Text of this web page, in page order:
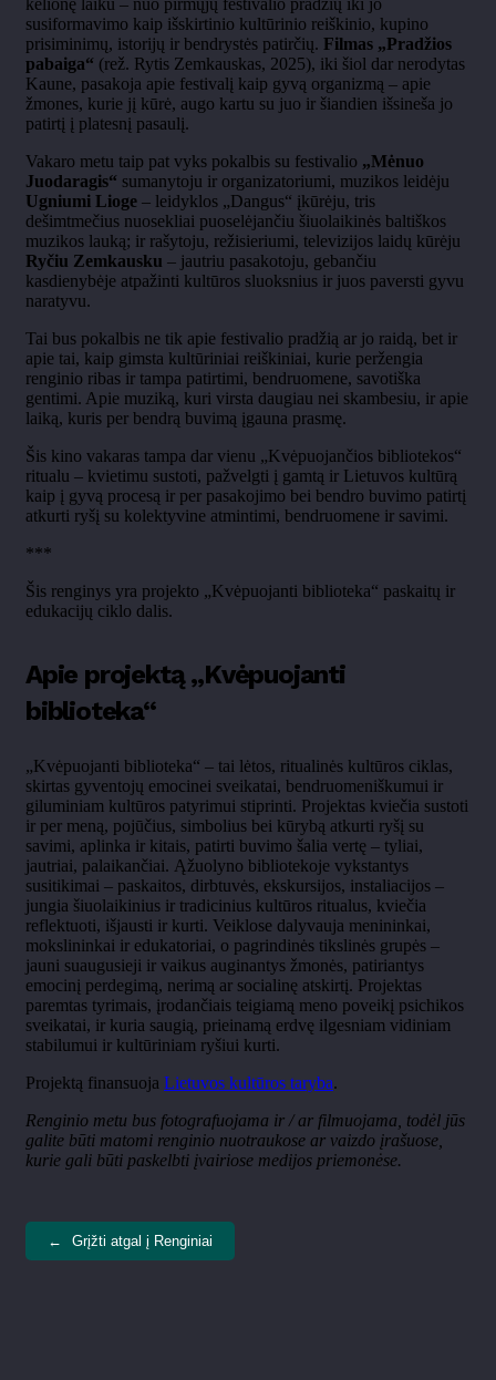
kelionę laiku – nuo pirmųjų festivalio pradžių iki jo
susiformavimo kaip išskirtinio kultūrinio reiškinio, kupino
prisiminimų, istorijų ir bendrystės patirčių. Filmas „Pradžios
pabaiga“ (rež. Rytis Zemkauskas, 2025), iki šiol dar nerodytas
Kaune, pasakoja apie festivalį kaip gyvą organizmą – apie
žmones, kurie jį kūrė, augo kartu su juo ir šiandien išsineša jo
patirtį į platesnį pasaulį.
Vakaro metu taip pat vyks pokalbis su festivalio „Mėnuo
Juodaragis“ sumanytoju ir organizatoriumi, muzikos leidėju
Ugniumi Lioge – leidyklos „Dangus“ įkūrėju, tris
dešimtmečius nuosekliai puoselėjančiu šiuolaikinės baltiškos
muzikos lauką; ir rašytoju, režisieriumi, televizijos laidų kūrėju
Ryčiu Zemkausku – jautriu pasakotoju, gebančiu
kasdienybėje atpažinti kultūros sluoksnius ir juos paversti gyvu
naratyvu.
Tai bus pokalbis ne tik apie festivalio pradžią ar jo raidą, bet ir
apie tai, kaip gimsta kultūriniai reiškiniai, kurie peržengia
renginio ribas ir tampa patirtimi, bendruomene, savotiška
gentimi. Apie muziką, kuri virsta daugiau nei skambesiu, ir apie
laiką, kuris per bendrą buvimą įgauna prasmę.
Šis kino vakaras tampa dar vienu „Kvėpuojančios bibliotekos“
ritualu – kvietimu sustoti, pažvelgti į gamtą ir Lietuvos kultūrą
kaip į gyvą procesą ir per pasakojimo bei bendro buvimo patirtį
atkurti ryšį su kolektyvine atmintimi, bendruomene ir savimi.
***
Šis renginys yra projekto „Kvėpuojanti biblioteka“ paskaitų ir
edukacijų ciklo dalis.
Apie projektą „Kvėpuojanti
biblioteka“
„Kvėpuojanti biblioteka“ – tai lėtos, ritualinės kultūros ciklas,
skirtas gyventojų emocinei sveikatai, bendruomeniškumui ir
giluminiam kultūros patyrimui stiprinti. Projektas kviečia sustoti
ir per meną, pojūčius, simbolius bei kūrybą atkurti ryšį su
savimi, aplinka ir kitais, patirti buvimo šalia vertę – tyliai,
jautriai, palaikančiai. Ąžuolyno bibliotekoje vykstantys
susitikimai – paskaitos, dirbtuvės, ekskursijos, instaliacijos –
jungia šiuolaikinius ir tradicinius kultūros ritualus, kviečia
reflektuoti, išjausti ir kurti. Veiklose dalyvauja menininkai,
mokslininkai ir edukatoriai, o pagrindinės tikslinės grupės –
jauni suaugusieji ir vaikus auginantys žmonės, patiriantys
emocinį perdegimą, nerimą ar socialinę atskirtį. Projektas
paremtas tyrimais, įrodančiais teigiamą meno poveikį psichikos
sveikatai, ir kuria saugią, prieinamą erdvę ilgesniam vidiniam
stabilumui ir kultūriniam ryšiui kurti.
Projektą finansuoja Lietuvos kultūros taryba.
Renginio metu bus fotografuojama ir / ar filmuojama, todėl jūs
galite būti matomi renginio nuotraukose ar vaizdo įrašuose,
kurie gali būti paskelbti įvairiose medijos priemonėse.
← Grįžti atgal į Renginiai